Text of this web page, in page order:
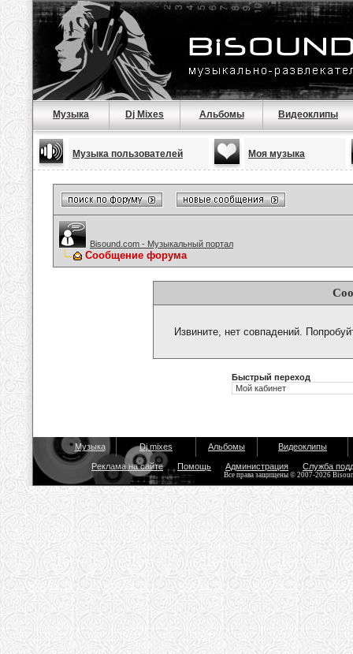
Музыка Dj Mixes Альбомы Видеоклипы
Музыка пользователей Моя музыка
Bisound.com - Музыкальный портал
Сообщение форума
Извините, нет совпадений.
Быстрый переход
Музыка Dj mixes Альбомы Видеоклипы
Реклама на сайте Помощь Администрация Служба
Все права защищены © 2007-2026